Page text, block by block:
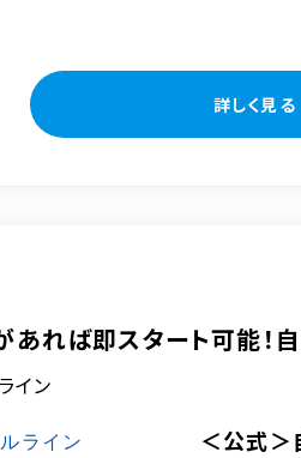
詳しく見る
があれば即スタート可能
イン
＜公式＞